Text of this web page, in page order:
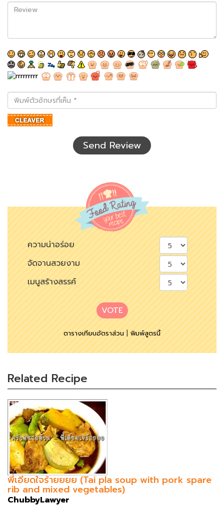
Review
พิมพ์
ตัว
อักษร
ที่
Send Review
ความน่าอร่อย
จัดจานสวยงาม
เมนูสร้างสรรค์
VOTE
ตารางเทียบอัตราส่วน|พิมพ์สูตรนี้
Related Recipe
พี่เอียดใจร้ายยยย (Tai pla soup with pork spare
rib and mixed vegetables)
ChubbyLawyer